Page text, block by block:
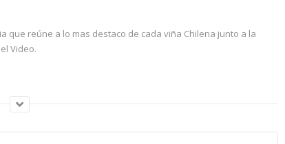
reúne a lo mas destaco de cada viña Chilena junto a la
Video.